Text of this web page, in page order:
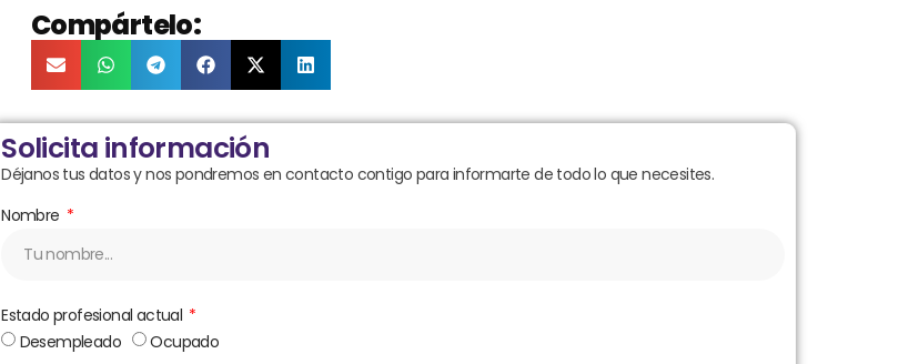
Compártelo:
Solicita información
Déjanos tus datos y nos pondremos en contacto contigo para informarte de todo lo que necesites.
Nombre
Estado profesional actual
Desempleado
Ocupado